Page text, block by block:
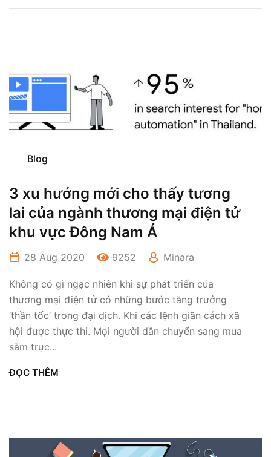
Blog
3 xu hướng mới cho thấy tương
lai của ngành thương mại điện tử
khu vực Đông Nam Á
28 Aug 2020 9252 Minara
Không có gì ngạc nhiên khi sự phát triển của
thương mại điện tử có những bước tăng trưởng
‘thần tốc’ trong đại dịch. Khi các lệnh giãn cách xã
hội được thực thi. Mọi người dần chuyển sang mua
sắm trực...
ĐỌC THÊM